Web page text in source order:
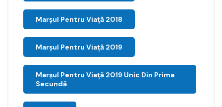
Marșul Pentru Viață 2018
Marșul Pentru Viață 2019
Marșul Pentru Viață 2019 Unic Din Prima
Secundă